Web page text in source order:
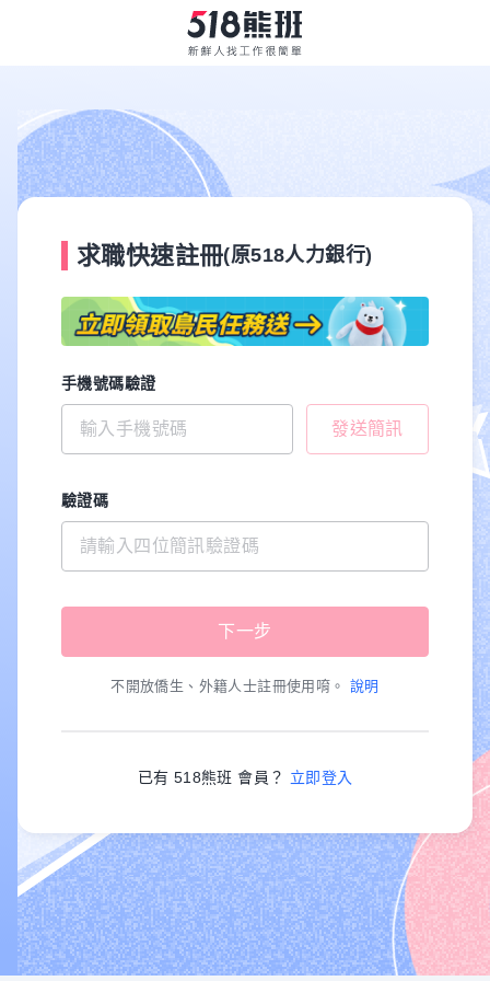
求職快速註冊(原518人力銀行)
手機號碼驗證
發送簡訊
驗證碼
不開放僑生、外籍人士註冊使用唷。 說明
已有 518熊班 會員？ 立即登入